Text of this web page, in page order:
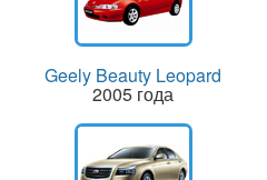
Geely Beauty Leopard
2005 года